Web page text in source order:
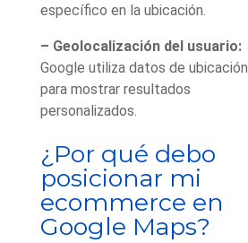
específico en la ubicación.
– Geolocalización del usuario:
Google utiliza datos de ubicación
para mostrar resultados
personalizados.
¿Por qué debo
posicionar mi
ecommerce en
Google Maps?